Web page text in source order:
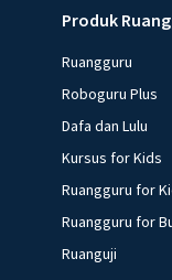
Produk
Ruangguru
Roboguru Plus
Dafa dan Lulu
Kursus for Kids
Ruangguru for
Ruangguru for
Ruanguji